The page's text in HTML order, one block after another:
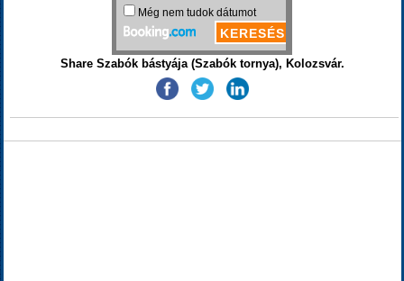
Share Szabók bástyája (Szabók tornya), Kolozsvár.